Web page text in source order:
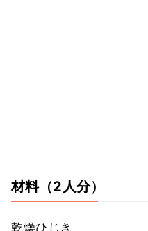
材料（2人分）
乾燥ひじき